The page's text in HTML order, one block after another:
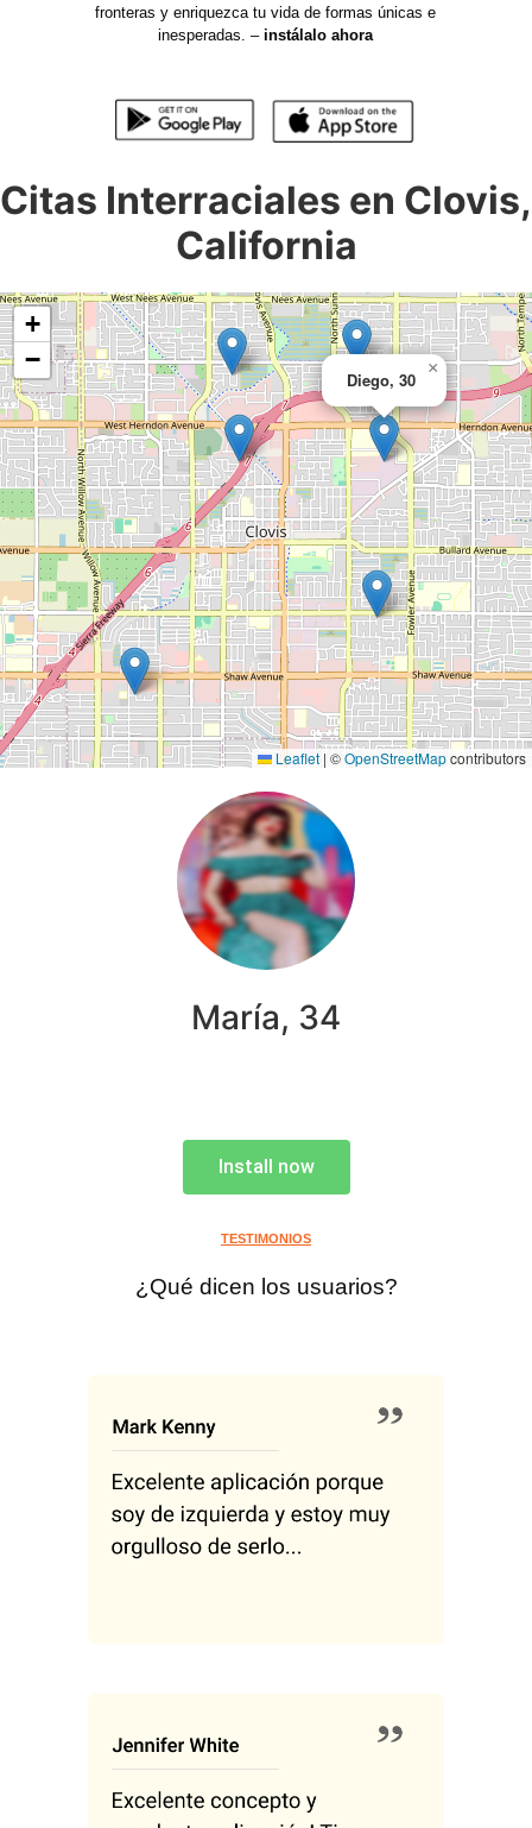
fronteras y enriquezca tu vida de formas únicas e
inesperadas. –instálalo ahora
Citas Interraciales en Clovis,
California
Diego, 30
×
+
−
Leaflet | ©OpenStreetMapcontributors
María, 34
Install now
TESTIMONIOS
¿Qué dicen los usuarios?